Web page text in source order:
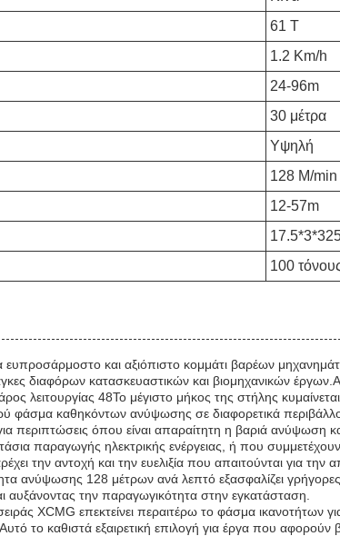
61 Τ
1.2 Km/h
24-96m
30 μέτρα
Υψηλή
128 M/min
12-57m
100
και αξιόπιστο κομμάτι βαρέων
διαφόρων κατασκευαστικών και βιομηχανικών
λειτουργίας 48Το μέγιστο μήκος της στήλης
φάσμα καθηκόντων ανύψωσης σε διαφορετικά
περιπτώσεις όπου είναι απαραίτητη η βαριά ανύψωση
παραγωγής ηλεκτρικής ενέργειας, ή που
την αντοχή και την ευελιξία που απαιτούνται για την
ανύψωσης 128 μέτρων ανά λεπτό εξασφαλίζει γρήγορες
την παραγωγικότητα στην εγκατάσταση.
XCMG επεκτείνει περαιτέρω το φάσμα ικανοτήτων
το καθιστά εξαιρετική επιλογή για έργα που αφορούν